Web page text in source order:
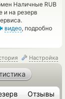
Наличные RUB
и на резерв
видео, подробно
Настройка
Отзывы